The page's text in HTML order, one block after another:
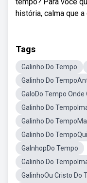
história, calma que a
Tags
Galinho Do Tempo
Galinho Do
GaloDo Tempo
Galinho Do
Galinho Do
Galinho Do
GalnhopDo Tempo
Galinho Do
GalinhoOu Cristo Do